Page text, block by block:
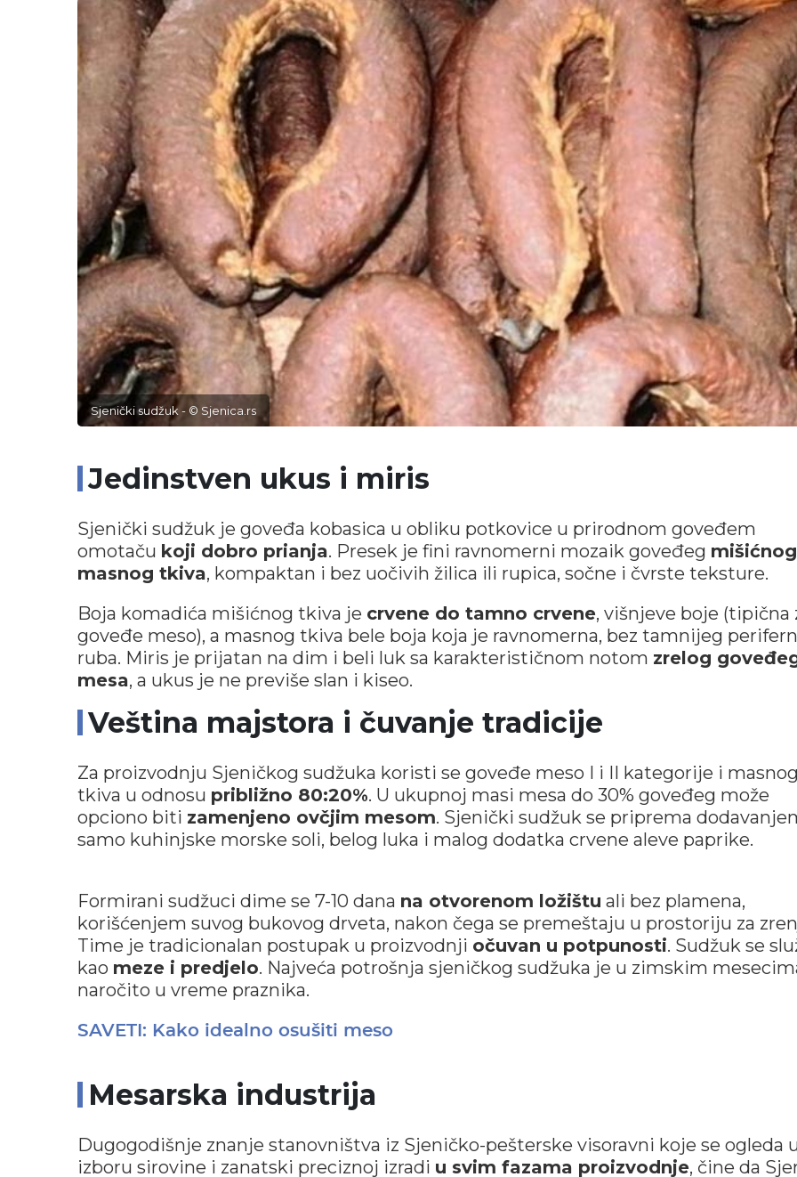
Sjenički sudžuk - © Sjenica.rs
Jedinstven ukus i miris
Sjenički sudžuk je goveđa kobasica u obliku potkovice u prirodnom goveđem
omotaču koji dobro prianja. Presek je fini ravnomerni mozaik goveđeg
masnog tkiva, kompaktan i bez uočivih žilica ili rupica, sočne i čvrste teksture.
Boja komadića mišićnog tkiva je crvene do tamno crvene, višnjeve boje (tipična
goveđe meso), a masnog tkiva bele boja koja je ravnomerna, bez tamnijeg
ruba. Miris je prijatan na dim i beli luk sa karakterističnom notom zrelog
mesa, a ukus je ne previše slan i kiseo.
Veština majstora i čuvanje tradicije
Za proizvodnju Sjeničkog sudžuka koristi se goveđe meso I i II kategorije i masnog
tkiva u odnosu približno 80:20%. U ukupnoj masi mesa do 30% goveđeg može
opciono biti zamenjeno ovčjim mesom. Sjenički sudžuk se priprema
samo kuhinjske morske soli, belog luka i malog dodatka crvene aleve paprike.
Formirani sudžuci dime se 7-10 dana na otvorenom ložištu ali bez plamena,
korišćenjem suvog bukovog drveta, nakon čega se premeštaju u prostoriju za
Time je tradicionalan postupak u proizvodnji očuvan u potpunosti. Sudžuk se
kao meze i predjelo. Najveća potrošnja sjeničkog sudžuka je u zimskim
naročito u vreme praznika.
SAVETI: Kako idealno osušiti meso
Mesarska industrija
Dugogodišnje znanje stanovništva iz Sjeničko-pešterske visoravni koje se ogleda
izboru sirovine i zanatski preciznoj izradi u svim fazama proizvodnje, čine da